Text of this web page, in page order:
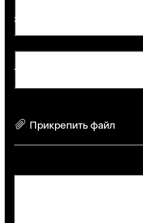
Электронная почта*
Telegram
Прикрепить файл
Описание задачи